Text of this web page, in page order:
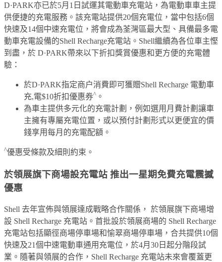
D·PARK亦已於5月1日試運其電動車充電站，為電動車車主提
供便捷的充電服務。該充電站提供20個充電位，當中包括6個
快速及14個中速充電位，將會成為荃灣區最大型、具備最多電
動車充電設備的Shell Recharge充電站。Shell繼續為各位車主慳
到盡，於 D·PARK帶來以下折扣獎賞優惠和更方便的充電體
驗：
於D·PARK指定商户消費即可獲贈Shell Recharge 電動車
充,電$10折扣優惠券^ 。
為車主提供多元化的充電計劃，例如選用月費計劃讓車
主擁有專屬充電位置，或以預付計劃形式以更便宜的價
錢享用每月的充電配額。
^優惠受條款及細則約束。
於領展旗下商場設充電站 推出一星期免費充電震撼
優惠
Shell 去年宣佈與領展達成戰略合作關係， 於領展旗下商場增
設 Shell Recharge 充電站。首批設於領展商場的 Shell Recharge
充電站包括顯徑商場停車場和愉翠商場停車場，合共提供10個
快速及21個中速電動車通用充電位，於4月30日起分階段試
業。隨著與領展的合作，Shell Recharge 充電站未來會覆蓋更